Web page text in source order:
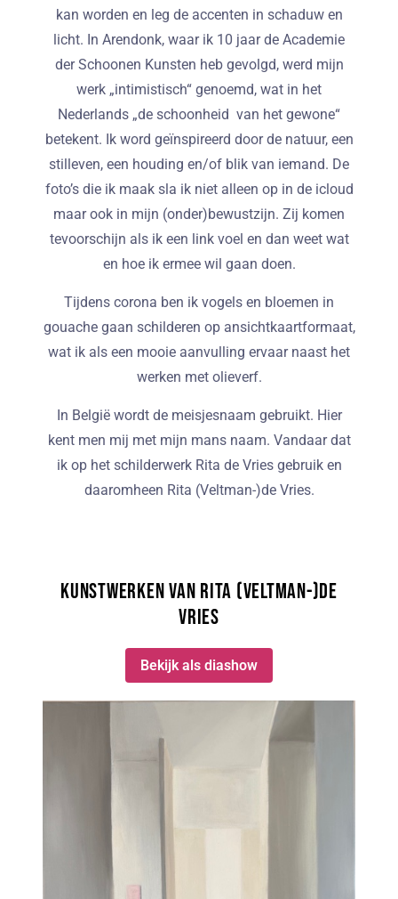
kan worden en leg de accenten in schaduw en
licht. In Arendonk, waar ik 10 jaar de Academie
der Schoonen Kunsten heb gevolgd, werd mijn
werk „intimistisch“ genoemd, wat in het
Nederlands „de schoonheid van het gewone“
betekent. Ik word geïnspireerd door de natuur, een
stilleven, een houding en/of blik van iemand. De
foto’s die ik maak sla ik niet alleen op in de icloud
maar ook in mijn (onder)bewustzijn. Zij komen
tevoorschijn als ik een link voel en dan weet wat
en hoe ik ermee wil gaan doen.
Tijdens corona ben ik vogels en bloemen in
gouache gaan schilderen op ansichtkaartformaat,
wat ik als een mooie aanvulling ervaar naast het
werken met olieverf.
In België wordt de meisjesnaam gebruikt. Hier
kent men mij met mijn mans naam. Vandaar dat
ik op het schilderwerk Rita de Vries gebruik en
daaromheen Rita (Veltman-)de Vries.
Kunstwerken van Rita (Veltman-)de
Vries
Bekijk als diashow